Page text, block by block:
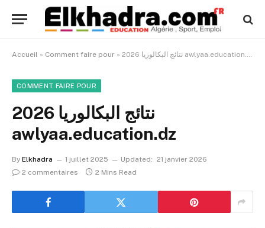
Accueil » Comment faire pour » نتائج البكالوريا 2026 awlyaa.education.dz
COMMENT FAIRE POUR
نتائج البكالوريا 2026
awlyaa.education.dz
By Elkhadra 1 juillet 2025 Updated: 21 janvier 2026
2 commentaires
2 Mins Read